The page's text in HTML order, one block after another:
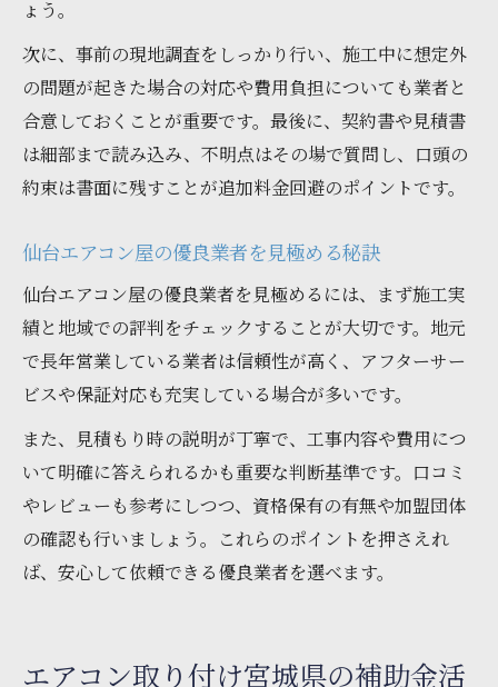
ょう。
次に、事前の現地調査をしっかり行い、施工中に想定外
の問題が起きた場合の対応や費用負担についても業者と
合意しておくことが重要です。最後に、契約書や見積書
は細部まで読み込み、不明点はその場で質問し、口頭の
約束は書面に残すことが追加料金回避のポイントです。
仙台エアコン屋の優良業者を見極める秘訣
仙台エアコン屋の優良業者を見極めるには、まず施工実
績と地域での評判をチェックすることが大切です。地元
で長年営業している業者は信頼性が高く、アフターサー
ビスや保証対応も充実している場合が多いです。
また、見積もり時の説明が丁寧で、工事内容や費用につ
いて明確に答えられるかも重要な判断基準です。口コミ
やレビューも参考にしつつ、資格保有の有無や加盟団体
の確認も行いましょう。これらのポイントを押さえれ
ば、安心して依頼できる優良業者を選べます。
エアコン取り付け宮城県の補助金活